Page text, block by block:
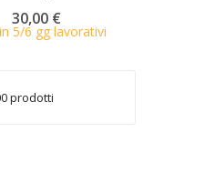
30,00 €
5/6 gg lavorativi
prodotti